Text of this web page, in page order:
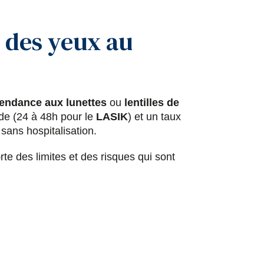
yeux au
aux lunettes ou lentilles de
(24 à 48h pour le LASIK) et un taux
hospitalisation.
des limites et des risques qui sont